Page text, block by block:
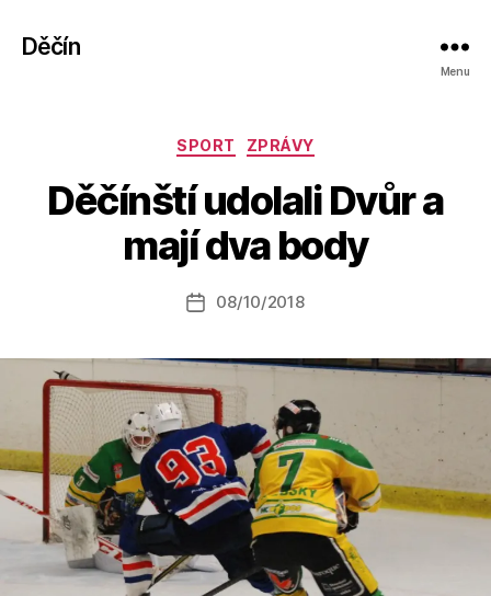
Děčín
Menu
Rubriky
SPORT ZPRÁVY
Děčínští udolali Dvůr a
mají dva body
Autor
příspěvku
u
t
o
a
s
o
Datum
08/10/2018